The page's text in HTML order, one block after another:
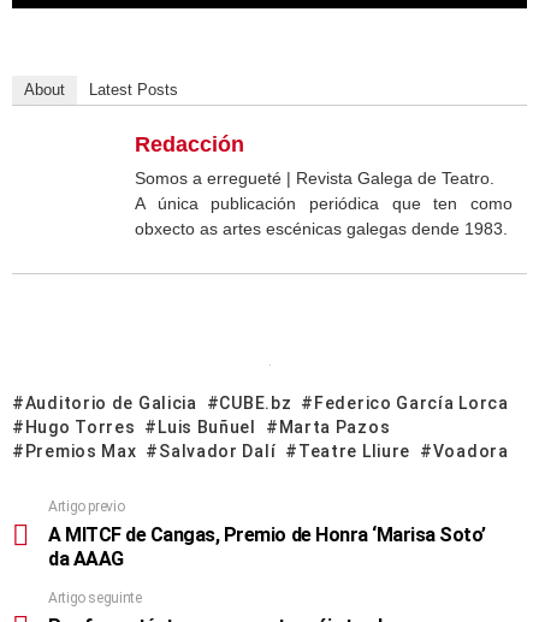
About Latest Posts
Redacción
Somos a erregueté | Revista Galega de Teatro.
A única publicación periódica que ten como
obxecto as artes escénicas galegas dende 1983.
Auditorio de Galicia CUBE.bz
Federico García Lorca
Hugo Torres
Luis Buñuel
Marta Pazos
Premios Max
Salvador Dalí Teatre Lliure Voadora
Artigo previo
A MITCF de Cangas, Premio de Honra ‘Marisa Soto’
da AAAG
Artigo seguinte